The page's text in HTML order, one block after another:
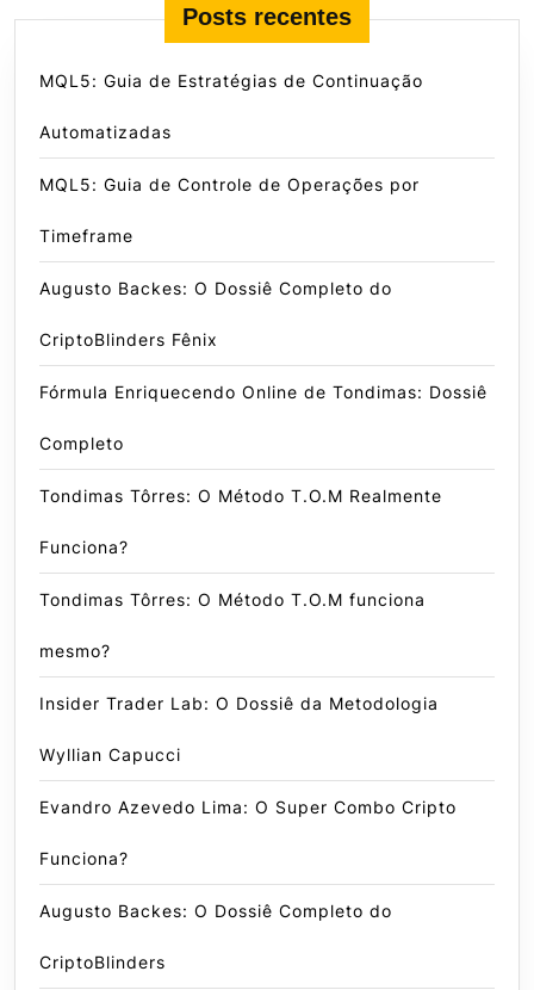
Posts recentes
MQL5: Guia de Estratégias de Continuação
Automatizadas
MQL5: Guia de Controle de Operações por
Timeframe
Augusto Backes: O Dossiê Completo do
CriptoBlinders Fênix
Fórmula Enriquecendo Online de Tondimas: Dossiê
Completo
Tondimas Tôrres: O Método T.O.M Realmente
Funciona?
Tondimas Tôrres: O Método T.O.M funciona
mesmo?
Insider Trader Lab: O Dossiê da Metodologia
Wyllian Capucci
Evandro Azevedo Lima: O Super Combo Cripto
Funciona?
Augusto Backes: O Dossiê Completo do
CriptoBlinders